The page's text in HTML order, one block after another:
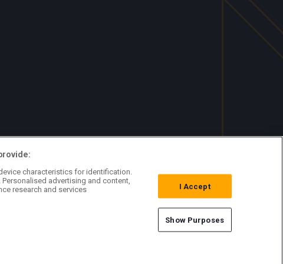
characteristics for identification.
advertising and content,
research and services
I Accept
Show Purposes